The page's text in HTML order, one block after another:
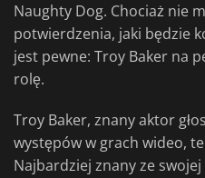
Naughty Dog. Chociaż nie
potwierdzenia, jaki będzie
jest pewne: Troy Baker na
rolę.
Troy Baker, znany aktor
występów w grach wideo,
Najbardziej znany ze